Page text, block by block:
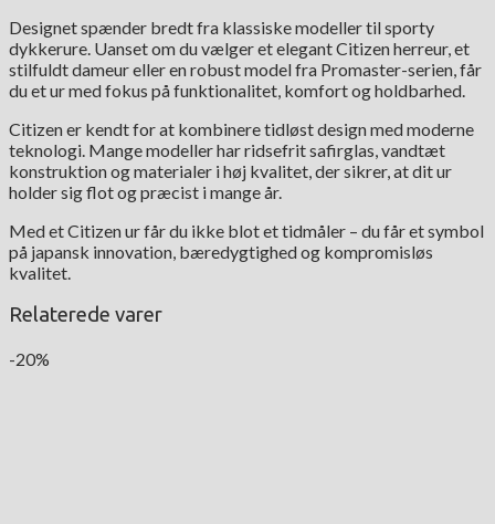
Designet spænder bredt fra klassiske modeller til sporty
dykkerure. Uanset om du vælger et elegant Citizen herreur, et
stilfuldt dameur eller en robust model fra Promaster-serien, får
du et ur med fokus på funktionalitet, komfort og holdbarhed.
Citizen er kendt for at kombinere tidløst design med moderne
teknologi. Mange modeller har ridsefrit safirglas, vandtæt
konstruktion og materialer i høj kvalitet, der sikrer, at dit ur
holder sig flot og præcist i mange år.
Med et Citizen ur får du ikke blot et tidmåler – du får et symbol
på japansk innovation, bæredygtighed og kompromisløs
kvalitet.
Relaterede varer
-20%